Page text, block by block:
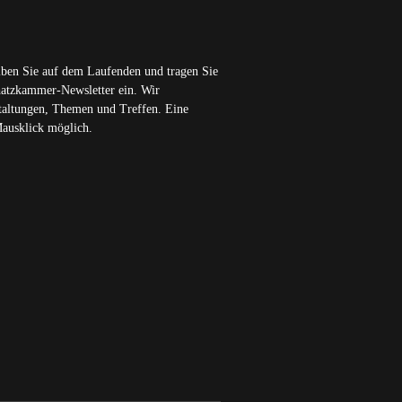
Sie auf dem Laufenden und tragen Sie
Newsletter ein. Wir
Themen und Treffen. Eine
möglich.